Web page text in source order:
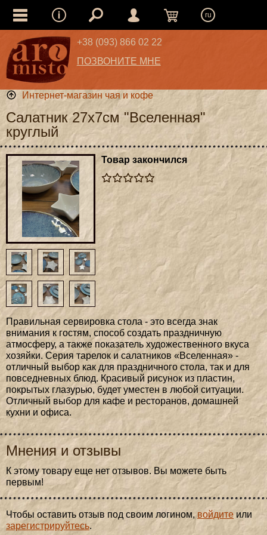
ru
+38 (093) 866 02 22
ПОЗВОНИТЕ МНЕ
Интернет-магазин чая и кофе
Салатник 27х7см "Вселенная"
круглый
Товар закончился
Правильная сервировка стола - это всегда знак
внимания к гостям, способ создать праздничную
атмосферу, а также показатель художественного вкуса
хозяйки. Серия тарелок и салатников «Вселенная» -
отличный выбор как для праздничного стола, так и для
повседневных блюд. Красивый рисунок из пластин,
покрытых глазурью, будет уместен в любой ситуации.
Отличный выбор для кафе и ресторанов, домашней
кухни и офиса.
Мнения и отзывы
К этому товару еще нет отзывов. Вы можете быть
первым!
Чтобы оставить отзыв под своим логином,войдите или
зарегистрируйтесь.